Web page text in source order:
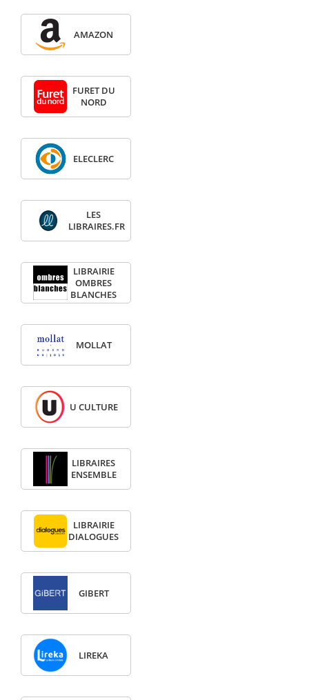
AMAZON
FURET DU
NORD
ELECLERC
LES
LIBRAIRES.FR
LIBRAIRIE
OMBRES
BLANCHES
MOLLAT
U CULTURE
LIBRAIRES
ENSEMBLE
LIBRAIRIE
DIALOGUES
GIBERT
LIREKA